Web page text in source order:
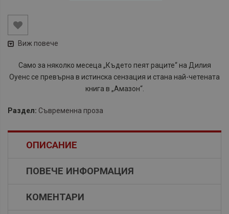
Виж повече
Само за няколко месеца „Където пеят раците“ на Дилия
Оуенс се превърна в истинска сензация и стана най-четената
книга в „Амазон“.
Раздел: Съвременна проза
ОПИСАНИЕ
ПОВЕЧЕ ИНФОРМАЦИЯ
КОМЕНТАРИ